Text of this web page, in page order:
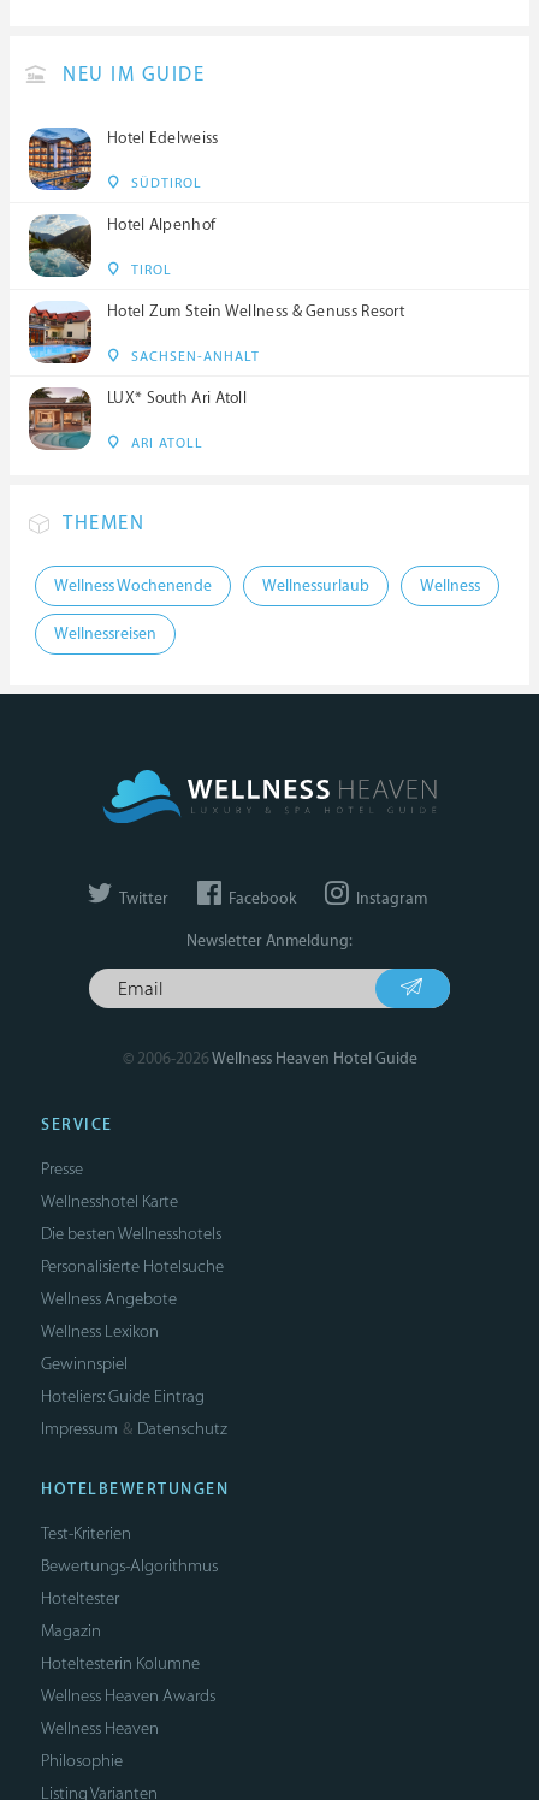
NEU IM GUIDE
Hotel Edelweiss
SÜDTIROL
Hotel Alpenhof
TIROL
Hotel Zum Stein Wellness & Genuss Resort
SACHSEN-ANHALT
LUX* South Ari Atoll
ARI ATOLL
THEMEN
Wellness Wochenende Wellnessurlaub Wellness
Wellnessreisen
Twitter Facebook Instagram
Newsletter Anmeldung:
© 2006-2026Wellness Heaven Hotel Guide
SERVICE
Presse
Wellnesshotel Karte
Die besten Wellnesshotels
Personalisierte Hotelsuche
Wellness Angebote
Wellness Lexikon
Gewinnspiel
Hoteliers: Guide Eintrag
Impressum & Datenschutz
HOTELBEWERTUNGEN
Test-Kriterien
Bewertungs-Algorithmus
Hoteltester
Magazin
Hoteltesterin Kolumne
Wellness Heaven Awards
Wellness Heaven
Philosophie
Listing Varianten